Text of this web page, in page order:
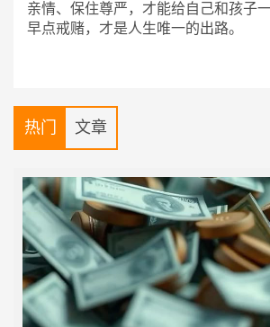
亲情、保住尊严，才能给自己和孩子
早点戒赌，才是人生唯一的出路。
热门 文章